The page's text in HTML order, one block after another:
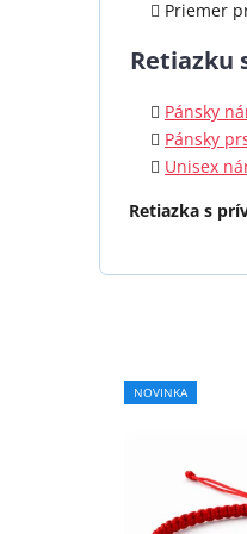
Priemer
Retiazku
Pánsky
Pánsky
Unisex
Retiazka s
NOVINKA